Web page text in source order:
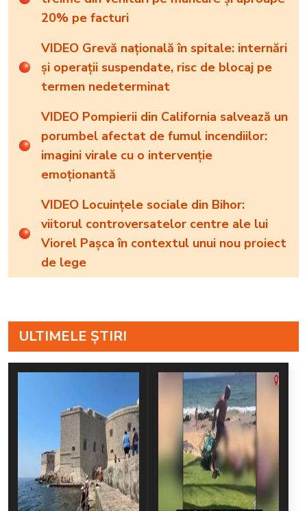
20% pe facturi
VIDEO Grevă națională în spitale: internări
și operații suspendate, risc de blocaj pe
termen nedeterminat
VIDEO Pompierii din California salvează un
porumbel afectat de fumul incendiilor:
imagini virale cu o intervenție
emoționantă
VIDEO Locuințele sociale din Bihor:
viitorul controversatelor centre ale lui
Viorel Pașca în contextul unui nou proiect
de lege
ULTIMELE ȘTIRI